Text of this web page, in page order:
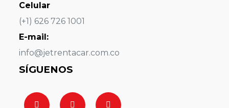
Celular
(+1) 626 726 1001
E-mail:
info@jetrentacar.com.co
SÍGUENOS